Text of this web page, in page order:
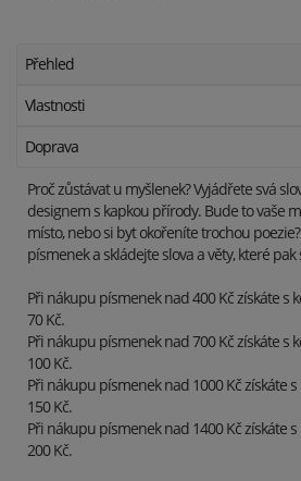
Přehled
Vlastnosti
Doprava
Proč zůstávat u myšlenek? Vyjádřete svá
designem s kapkou přírody. Bude to vaše
místo, nebo si byt okořeníte trochou
písmenek a skládejte slova a věty, které
Při nákupu písmenek nad 400 Kč získáte s
70 Kč.
Při nákupu písmenek nad 700 Kč získáte s
100 Kč.
Při nákupu písmenek nad 1000 Kč získáte s
150 Kč.
Při nákupu písmenek nad 1400 Kč získáte s
200 Kč.